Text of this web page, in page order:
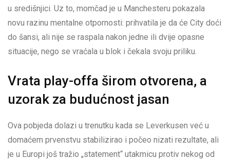
u središnjici. Uz to, momčad je u Manchesteru pokazala
novu razinu mentalne otpornosti: prihvatila je da će City doći
do šansi, ali nije se raspala nakon jedne ili dvije opasne
situacije, nego se vraćala u blok i čekala svoju priliku.
Vrata play-offa širom otvorena, a
uzorak za budućnost jasan
Ova pobjeda dolazi u trenutku kada se Leverkusen već u
domaćem prvenstvu stabilizirao i počeo nizati rezultate, ali
je u Europi još tražio „statement“ utakmicu protiv nekog od